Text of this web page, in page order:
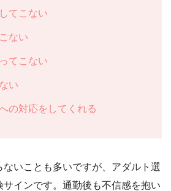
てこない
ない
てこない
い
の対応をしてくれる
いことも多いですが、アダルト選
インです。通勤後も不信感を抱い